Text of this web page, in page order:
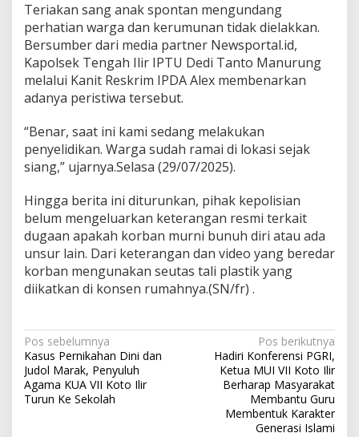
Teriakan sang anak spontan mengundang
perhatian warga dan kerumunan tidak dielakkan.
Bersumber dari media partner Newsportal.id,
Kapolsek Tengah Ilir IPTU Dedi Tanto Manurung
melalui Kanit Reskrim IPDA Alex membenarkan
adanya peristiwa tersebut.
“Benar, saat ini kami sedang melakukan
penyelidikan. Warga sudah ramai di lokasi sejak
siang,” ujarnya.Selasa (29/07/2025).
Hingga berita ini diturunkan, pihak kepolisian
belum mengeluarkan keterangan resmi terkait
dugaan apakah korban murni bunuh diri atau ada
unsur lain. Dari keterangan dan video yang beredar
korban mengunakan seutas tali plastik yang
diikatkan di konsen rumahnya.(SN/fr) .
Navigasi
pos
Pos sebelumnya
Kasus Pernikahan Dini dan
Judol Marak, Penyuluh
Agama KUA VII Koto Ilir
Turun Ke Sekolah
Pos berikutnya
Hadiri Konferensi PGRI,
Ketua MUI VII Koto Ilir
Berharap Masyarakat
Membantu Guru
Membentuk Karakter
Generasi Islami